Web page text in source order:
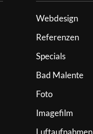
Webdesign
Referenzen
Specials
Bad Malente
Foto
Imagefilm